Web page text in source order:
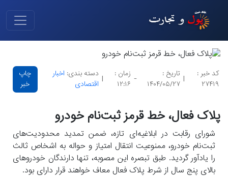
کد خبر :
۲۷۴۱۹
|
تاریخ :
۱۴۰۴/۰۵/۲۷
-
زمان :
۱۲:۱۶
|
دسته بندی: اخبار
اقتصادی
چاپ
خبر
پلاک فعال، خط قرمز ثبت‌نام خودرو
شورای رقابت در ابلاغیه‌ای تازه، ضمن تمدید محدودیت‌های
ثبت‌نام خودرو، ممنوعیت انتقال امتیاز و حواله به اشخاص ثالث
را یادآور گردید. طبق تبصره این مصوبه، تنها دارندگان خودروهای
بالای پنج سال از شرط پلاک فعال معاف خواهند قرار دارای بود.